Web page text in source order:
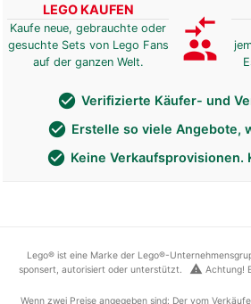
LEGO KAUFEN
Kaufe neue, gebrauchte oder
gesuchte Sets von Lego Fans
auf der ganzen Welt.
compare_arrows
group
check_circle Verifizierte Käufer- und
check_circle Erstelle so viele Angebote,
check_circle Keine Verkaufsprovisionen.
Lego® ist eine Marke der Lego®-
sponsert, autorisiert oder unterstützt.
warning Achtung!
Wenn zwei Preise angegeben sind: Der vom